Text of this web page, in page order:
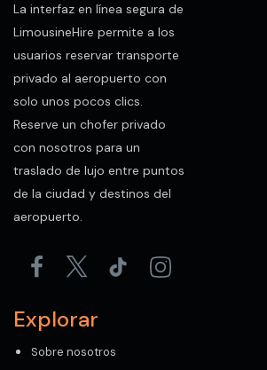
La interfaz en línea segura de
LimousineHire permite a los
usuarios reservar transporte
privado al aeropuerto con
solo unos pocos clics.
Reserve un chofer privado
con nosotros para un
traslado de lujo entre puntos
de la ciudad y destinos del
aeropuerto.
Explorar
Sobre nosotros